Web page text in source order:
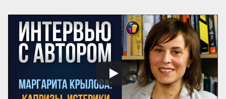
слов и выбирать курсы с практической
пользой.
Почему можно доверять анонсу?
Содержание публичного объявления
почти всегда отражает суть самой
программы. Если организаторы вложили
силы в качественный курс, они
обязательно напишут об этом конкретно.
И наоборот: размытые фразы и
отсутствие деталей – верный ...